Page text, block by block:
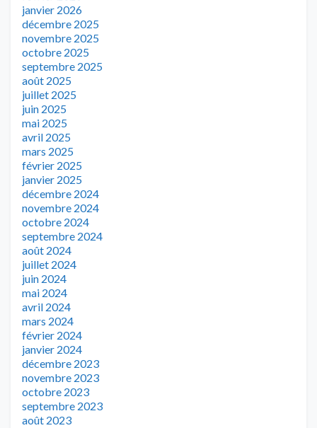
janvier 2026
décembre 2025
novembre 2025
octobre 2025
septembre 2025
août 2025
juillet 2025
juin 2025
mai 2025
avril 2025
mars 2025
février 2025
janvier 2025
décembre 2024
novembre 2024
octobre 2024
septembre 2024
août 2024
juillet 2024
juin 2024
mai 2024
avril 2024
mars 2024
février 2024
janvier 2024
décembre 2023
novembre 2023
octobre 2023
septembre 2023
août 2023